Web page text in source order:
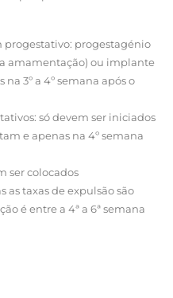
progestativo: progestagénio
amamentação) ou implante
3º a 4º semana após o
só devem ser iniciados
e apenas na 4º semana
ser colocados
taxas de expulsão são
é entre a 4ª a 6ª semana